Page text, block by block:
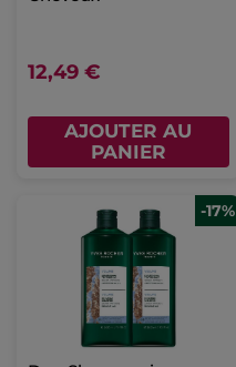
12,49 €
AJOUTER AU
PANIER
-17%